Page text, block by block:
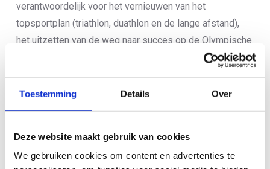
Toestemming Details Over
Deze website maakt gebruik van cookies
We gebruiken cookies om content en advertenties te
verantwoordelijk voor het vernieuwen van het
topsportplan (triathlon, duathlon en de lange afstand),
het uitzetten van de weg naar succes op de Olympische
en Paralympische Spelen in Los Angeles en het
atleten een optimale prestatiesetting wordt gecreëerd.
Zijn inzet moet leiden tot een structuur waarbinnen jonge
vinden. “De bond vervult hierbij een ondersteunende rol.
Wij willen de weg naar de top vrijmaken voor onze